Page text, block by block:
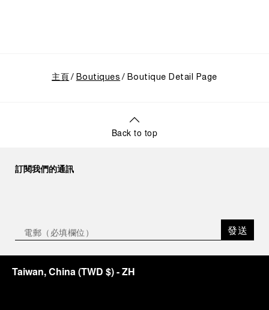
主頁 Boutiques Boutique Detail Page
Back to top
訂閱我們的通訊
發送
Taiwan, China(TWD $)- ZH